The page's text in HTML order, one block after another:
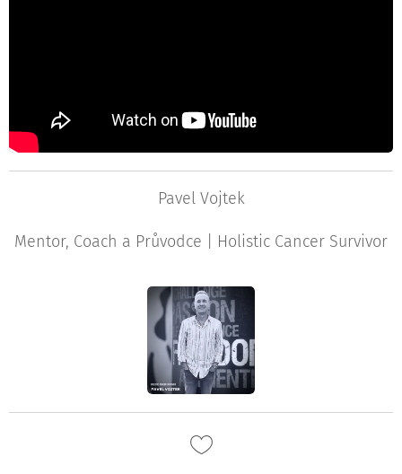
Pavel Vojtek
Mentor, Coach a Průvodce | Holistic Cancer Survivor